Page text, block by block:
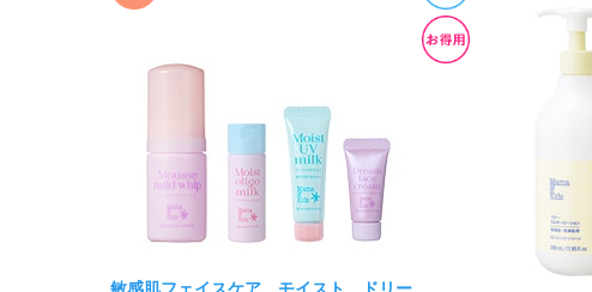
敏感肌フェイスケア モイスト ドリー